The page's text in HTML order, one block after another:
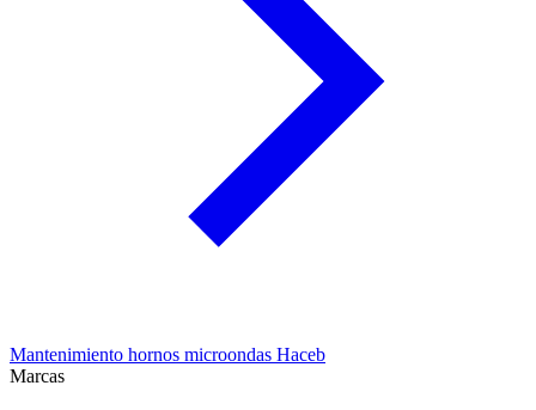
Mantenimiento hornos microondas Haceb
Marcas